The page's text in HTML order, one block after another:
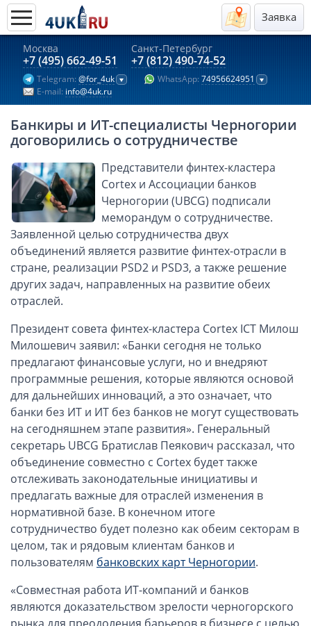
Заявка
Москва
+7 (495) 662-49-51
Санкт-Петербург
+7 (812) 490-74-52
Telegram: @for_4uk WhatsApp: 74956624951
E-mail: info@4uk.ru
Актуальные предложения 2026
Компании в Гонконге
Английские компании LTD
Киргизия (компания и счёт)
Компании в Китае
Kомпания в Канаде с лицензией MSB
Казахстан (компания и счёт)
Открытие счета в банках Казахстана
Платежная система Гонконга
Платежная система Великобритании
Платежная система Маврикия
Платежная система Казахстана
ОАЭ, Аджман (компания и счёт)
Оффшоры в Панаме
Оффшоры на Сейшелах
Турция (компания и счёт)
Счёт и карта в Турции для физлиц
Cчёт в Турции для компании
Счёт и карта в Киргизии для физлиц
Гражданство Вануату
Гражданство Сьерра-Леоне
Европейские и резидентные компании
Английские партнерства LLP
Ирландские компании LTD
Ирландские партнерства LP
Банкиры и ИТ-специалисты Черногории
договорились о сотрудничестве
Представители финтех-кластера
Cortex и Ассоциации банков
Черногории (UBCG) подписали
меморандум о сотрудничестве.
Заявленной целью сотрудничества двух
объединений является развитие финтех-отрасли в
стране, реализации PSD2 и PSD3, а также решение
других задач, направленных на развитие обеих
отраслей.
Президент совета финтех-кластера Cortex ICT Милош
Милошевич заявил: «Банки сегодня не только
предлагают финансовые услуги, но и внедряют
программные решения, которые являются основой
для дальнейших инноваций, а это означает, что
банки без ИТ и ИТ без банков не могут существовать
на сегодняшнем этапе развития». Генеральный
секретарь UBCG Братислав Пеякович рассказал, что
объединение совместно с Cortex будет также
отслеживать законодательные инициативы и
предлагать важные для отраслей изменения в
нормативной базе. В конечном итоге
сотрудничество будет полезно как обеим секторам в
целом, так и рядовым клиентам банков и
пользователям банковских карт Черногории.
«Совместная работа ИТ-компаний и банков
являются доказательством зрелости черногорского